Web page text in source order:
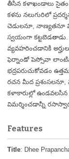
తీసిన కళాఖండాలు
కళను నలుగురిలో
చెడులనూ, నాణ్యతనూ
స్వయంగా
వ్యవహరించడానికి
ఫెర్నాండో పెస్సోవా
భద్రపరుచుకోవడం
రచన మీద
కళాకారుల్లో
విమర్శించడాన్నీ
Features
Title: Dhee